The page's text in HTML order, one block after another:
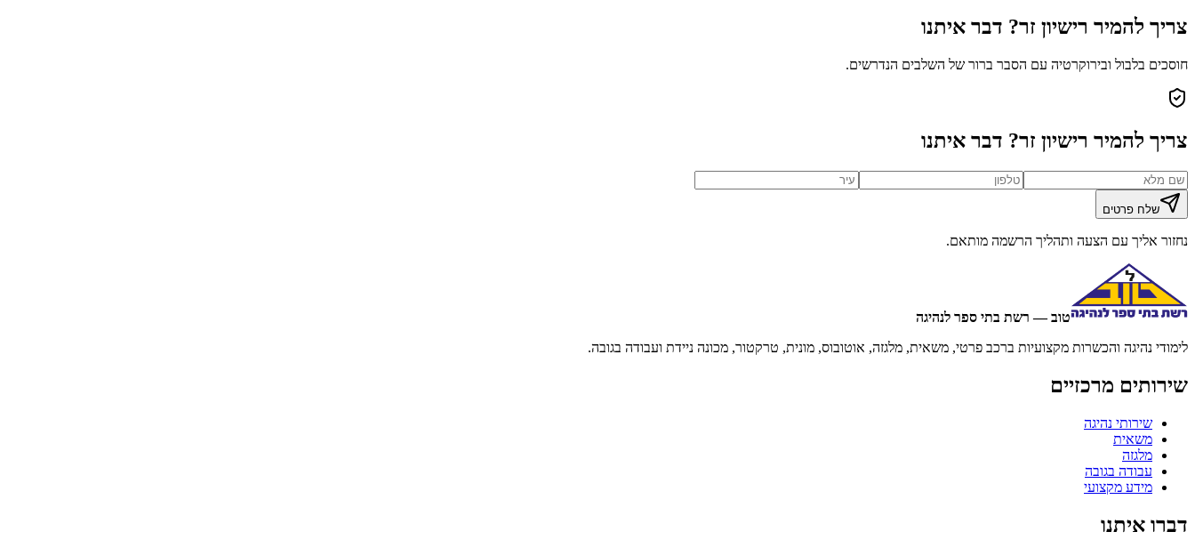
צריך להמיר רישיון זר? דבר איתנו
חוסכים בלבול ובירוקרטיה עם הסבר ברור של השלבים הנדרשים.
צריך להמיר רישיון זר? דבר איתנו
שלח פרטים
נחזור אליך עם הצעה ותהליך הרשמה מותאם.
טוב — רשת בתי ספר לנהיגה
לימודי נהיגה והכשרות מקצועיות ברכב פרטי, משאית, מלגזה, אוטובוס, מונית, טרקטור, מכונה ניידת ועבודה בגובה.
שירותים מרכזיים
שירותי נהיגה
משאית
מלגזה
עבודה בגובה
מידע מקצועי
דברו איתנו